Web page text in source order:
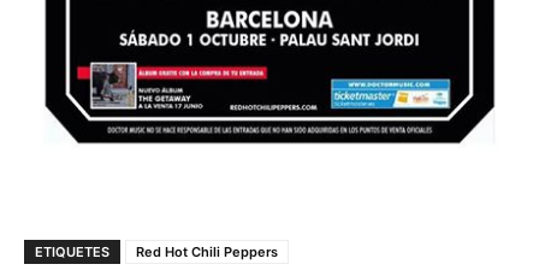
ETIQUETES Red Hot Chili Peppers